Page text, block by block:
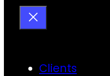
Clients